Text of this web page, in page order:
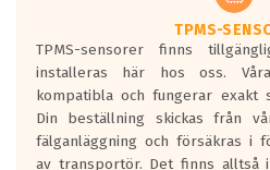
TPMS-
TPMS-sensorer finns
installeras här hos oss.
kompatibla och fungerar exakt
Din beställning skickas från
fälganläggning och försäkras i
av transportör. Det finns alltså